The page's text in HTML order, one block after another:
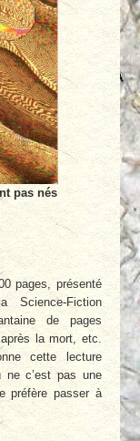
pas nés
pages, présenté
Science-Fiction
de pages
la mort, etc.
cette lecture
ne c’est pas une
préfère passer à